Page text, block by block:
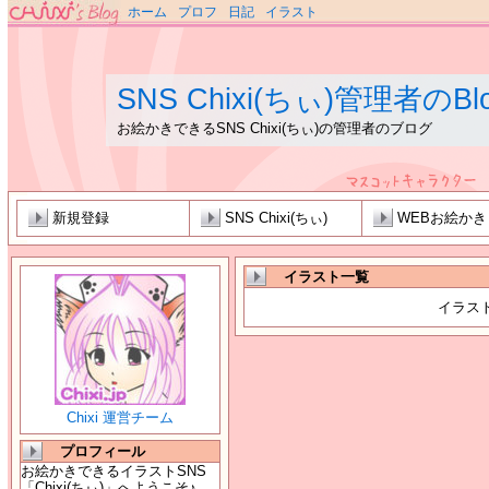
ホーム プロフ 日記 イラスト
SNS Chixi(ちぃ)管理者の
お絵かきできるSNS Chixi(ちぃ)の管理者のブログ
Chixi 運営チーム
プロフィール
お絵かきできるイラストSNS
新規登録 SNS Chixi(ちぃ) WEBお絵か
イラスト一覧
イラス